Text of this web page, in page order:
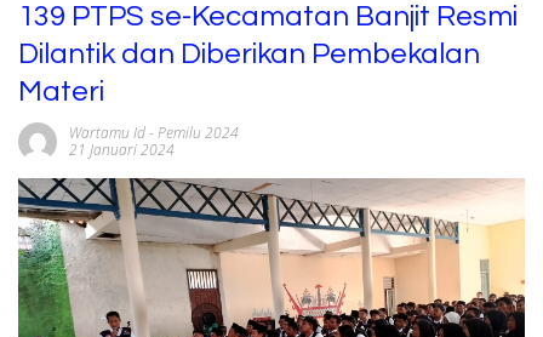
139 PTPS se-Kecamatan Banjit Resmi
Dilantik dan Diberikan Pembekalan
Materi
Wartamu Id- Pemilu 2024
21 Januari 2024